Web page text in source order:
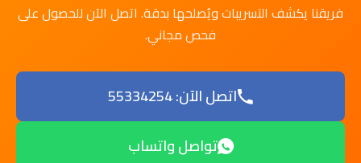
فريقنا يكشف التسريبات ويُصلحها بدقة. اتصل الآن للحصول على
فحص مجاني.
اتصل الآن: 55334254
تواصل واتساب